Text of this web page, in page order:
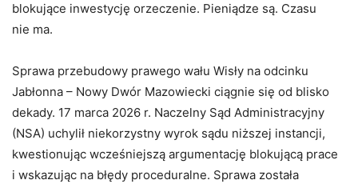
blokujące inwestycję orzeczenie. Pieniądze są. Czasu
nie ma.
Sprawa przebudowy prawego wału Wisły na odcinku
Jabłonna – Nowy Dwór Mazowiecki ciągnie się od blisko
dekady. 17 marca 2026 r. Naczelny Sąd Administracyjny
(NSA) uchylił niekorzystny wyrok sądu niższej instancji,
kwestionując wcześniejszą argumentację blokującą prace
i wskazując na błędy proceduralne. Sprawa została